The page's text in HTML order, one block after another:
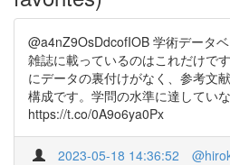
@a4nZ9OsDdcofIOB 学術データ
雑誌に載っているのはこれだけで
にデータの裏付けがなく、参考文
構成です。学問の水準に達してい
https://t.co/0A9o6ya0Px
2023-05-18 14:36:52